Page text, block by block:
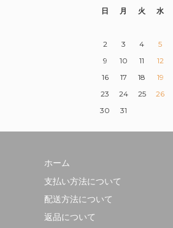
日
月 火 水
2
3 4 5
9
10 11 12
16
17 18 19
23
24 25 26
30
31
ホーム
支払い方法について
配送方法について
返品について